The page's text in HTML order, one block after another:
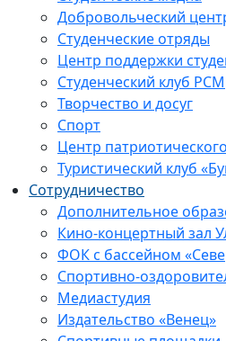
Добровольческий
Студенческие отряды
Центр поддержки
Студенческий клуб РСМ
Творчество и досуг
Спорт
Центр
Туристический клуб
Сотрудничество
Дополнительное
Кино-концертный зал
ФОК с бассейном
Спортивно-
Медиастудия
Издательство «Венец»